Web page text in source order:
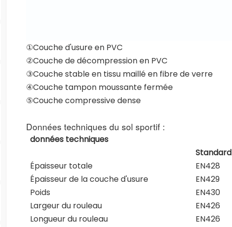
①Couche d'usure en PVC
②Couche de décompression en PVC
③Couche stable en tissu maillé en fibre de verre
④Couche tampon moussante fermée
⑤Couche compressive dense
Données techniques du sol sportif :
données techniques
Standard
Épaisseur totale
EN428
Épaisseur de la couche d'usure
EN429
Poids
EN430
Largeur du rouleau
EN426
Longueur du rouleau
EN426